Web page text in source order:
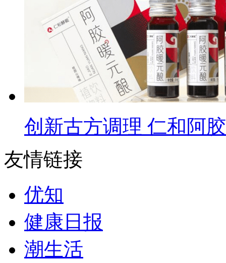
创新古方调理 仁和阿
友情链接
优知
健康日报
潮生活